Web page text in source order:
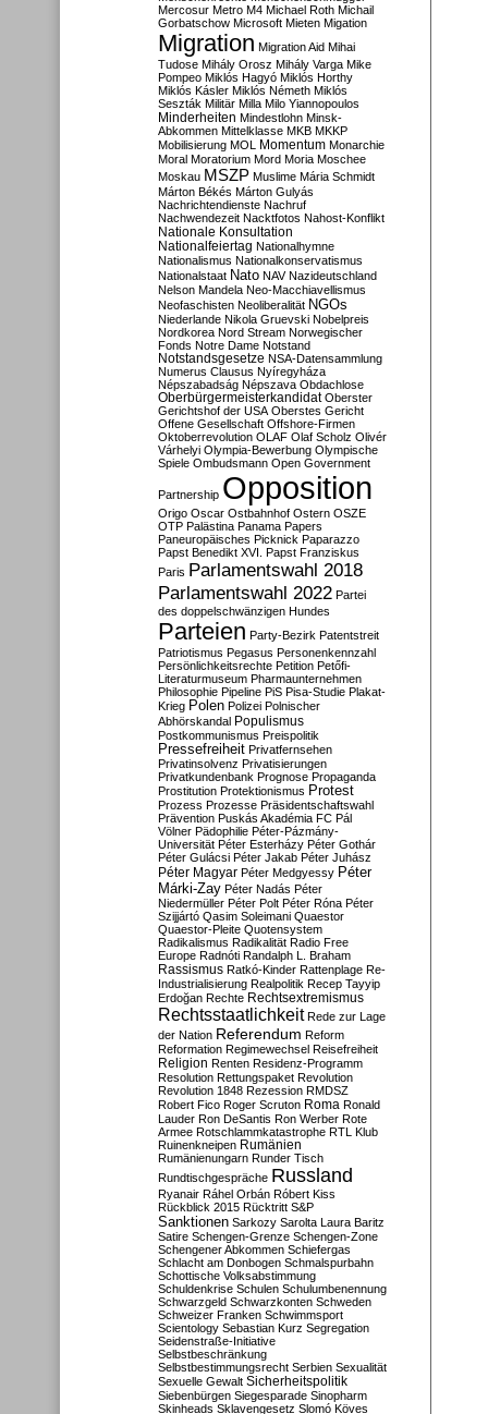
Mercosur Metro M4 Michael Roth Michail
Gorbatschow Microsoft Mieten Migation
Migration Migration Aid Mihai
Tudose Mihály Orosz Mihály Varga Mike
Pompeo Miklós Hagyó Miklós Horthy
Miklós Kásler Miklós Németh Miklós
Seszták Militär Milla Milo Yiannopoulos
Minderheiten Mindestlohn Minsk-
Abkommen Mittelklasse MKB MKKP
Mobilisierung MOL Momentum Monarchie
Moral Moratorium Mord Moria Moschee
Moskau MSZP Muslime Mária Schmidt
Márton Békés Márton Gulyás
Nachrichtendienste Nachruf
Nachwendezeit Nacktfotos Nahost-Konflikt
Nationale Konsultation
Nationalfeiertag Nationalhymne
Nationalismus Nationalkonservatismus
Nationalstaat Nato NAV Nazideutschland
Nelson Mandela Neo-Macchiavellismus
Neofaschisten Neoliberalität NGOs
Niederlande Nikola Gruevski Nobelpreis
Nordkorea Nord Stream Norwegischer
Fonds Notre Dame Notstand
Notstandsgesetze NSA-Datensammlung
Numerus Clausus Nyíregyháza
Népszabadság Népszava Obdachlose
Oberbürgermeisterkandidat Oberster
Gerichtshof der USA Oberstes Gericht
Offene Gesellschaft Offshore-Firmen
Oktoberrevolution OLAF Olaf Scholz Olivér
Várhelyi Olympia-Bewerbung Olympische
Spiele Ombudsmann Open Government
Partnership Opposition
Origo Oscar Ostbahnhof Ostern OSZE
OTP Palästina Panama Papers
Paneuropäisches Picknick Paparazzo
Papst Benedikt XVI. Papst Franziskus
Paris Parlamentswahl 2018
Parlamentswahl 2022 Partei
des doppelschwänzigen Hundes
Parteien Party-Bezirk Patentstreit
Patriotismus Pegasus Personenkennzahl
Persönlichkeitsrechte Petition Petőfi-
Literaturmuseum Pharmaunternehmen
Philosophie Pipeline PiS Pisa-Studie Plakat-
Krieg Polen Polizei Polnischer
Abhörskandal Populismus
Postkommunismus Preispolitik
Pressefreiheit Privatfernsehen
Privatinsolvenz Privatisierungen
Privatkundenbank Prognose Propaganda
Prostitution Protektionismus Protest
Prozess Prozesse Präsidentschaftswahl
Prävention Puskás Akadémia FC Pál
Völner Pädophilie Péter-Pázmány-
Universität Péter Esterházy Péter Gothár
Péter Gulácsi Péter Jakab Péter Juhász
Péter Magyar Péter Medgyessy Péter
Márki-Zay Péter Nadás Péter
Niedermüller Péter Polt Péter Róna Péter
Szijjártó Qasim Soleimani Quaestor
Quaestor-Pleite Quotensystem
Radikalismus Radikalität Radio Free
Europe Radnóti Randalph L. Braham
Rassismus Ratkó-Kinder Rattenplage Re-
Industrialisierung Realpolitik Recep Tayyip
Erdoğan Rechte Rechtsextremismus
Rechtsstaatlichkeit Rede zur Lage
der Nation Referendum Reform
Reformation Regimewechsel Reisefreiheit
Religion Renten Residenz-Programm
Resolution Rettungspaket Revolution
Revolution 1848 Rezession RMDSZ
Robert Fico Roger Scruton Roma Ronald
Lauder Ron DeSantis Ron Werber Rote
Armee Rotschlammkatastrophe RTL Klub
Ruinenkneipen Rumänien
Rumänienungarn Runder Tisch
Rundtischgespräche Russland
Ryanair Ráhel Orbán Róbert Kiss
Rückblick 2015 Rücktritt S&P
Sanktionen Sarkozy Sarolta Laura Baritz
Satire Schengen-Grenze Schengen-Zone
Schengener Abkommen Schiefergas
Schlacht am Donbogen Schmalspurbahn
Schottische Volksabstimmung
Schuldenkrise Schulen Schulumbenennung
Schwarzgeld Schwarzkonten Schweden
Schweizer Franken Schwimmsport
Scientology Sebastian Kurz Segregation
Seidenstraße-Initiative
Selbstbeschränkung
Selbstbestimmungsrecht Serbien Sexualität
Sexuelle Gewalt Sicherheitspolitik
Siebenbürgen Siegesparade Sinopharm
Skinheads Sklavengesetz Slomó Köves